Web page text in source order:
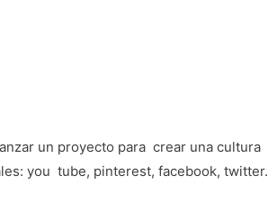
un proyecto para crear una cultura
you tube, pinterest, facebook, twitter.